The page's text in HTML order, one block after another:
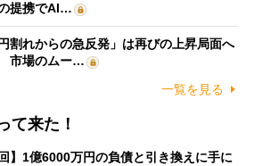
提携でAI…
割れからの急反発」は再びの上昇局面へ
市場のムー…
一覧を見る
て来た！
回】1億6000万円の負債と引き換えに手に